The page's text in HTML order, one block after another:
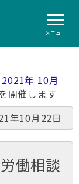
メニュー
2021年 10月
開催します
年10月22日
働相談